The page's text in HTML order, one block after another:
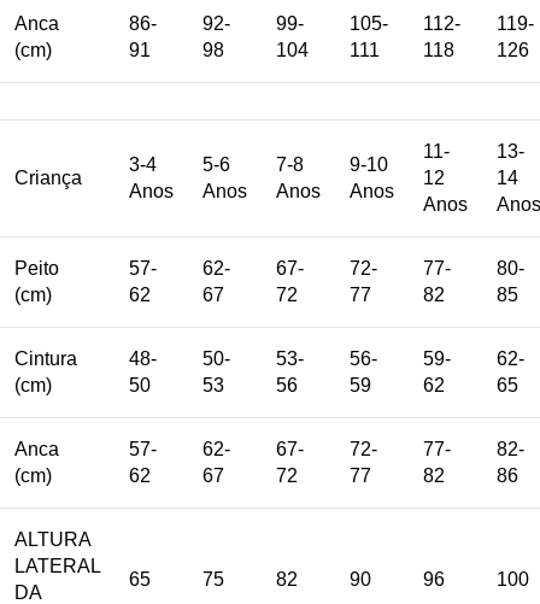
Anca
(cm)
86-
91
92-
98
99-
104
105-
111
112-
118
119-
126
Criança
3-4
Anos
5-6
Anos
7-8
Anos
9-10
Anos
11-
12
Anos
13-
14
Anos
Peito
(cm)
57-
62
62-
67
67-
72
72-
77
77-
82
80-
85
Cintura
(cm)
48-
50
50-
53
53-
56
56-
59
59-
62
62-
65
Anca
(cm)
57-
62
62-
67
67-
72
72-
77
77-
82
82-
86
ALTURA
LATERAL
DA
65 75 82 90 96 100